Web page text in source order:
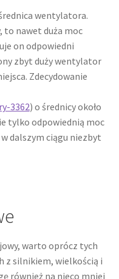
wentylatora.
to nawet duża moc
on odpowiedni
zbyt duży wentylator
Zdecydowanie
3362) o średnicy około
tylko odpowiednią moc
dalszym ciągu niezbyt
warto oprócz tych
z silnikiem, wielkością i
również na nieco mniej